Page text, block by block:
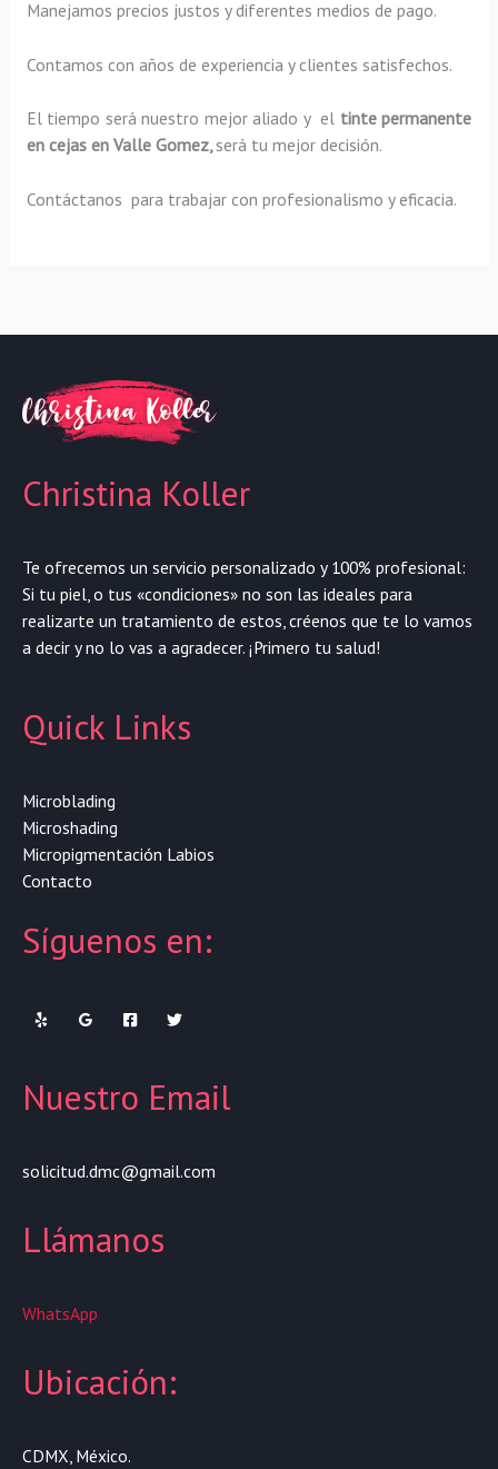
Manejamos precios justos y diferentes medios de pago.
Contamos con años de experiencia y clientes satisfechos.
El tiempo será nuestro mejor aliado y el tinte permanente
en cejas en Valle Gomez,será tu mejor decisión.
Contáctanos para trabajar con profesionalismo y eficacia.
Christina Koller
Te ofrecemos un servicio personalizado y 100% profesional:
Si tu piel, o tus «condiciones» no son las ideales para
realizarte un tratamiento de estos, créenos que te lo vamos
a decir y no lo vas a agradecer. ¡Primero tu salud!
Quick Links
Microblading
Microshading
Micropigmentación Labios
Contacto
Síguenos en:
Nuestro Email
solicitud.dmc@gmail.com
Llámanos
WhatsApp
Ubicación:
CDMX, México.